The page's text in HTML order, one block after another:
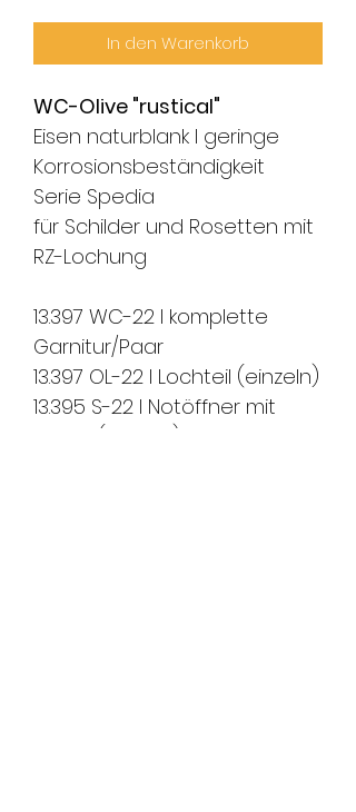
In den Warenkorb
WC-Olive "rustical"
Eisen naturblank I geringe
Korrosionsbeständigkeit
Serie Spedia
für Schilder und Rosetten mit
RZ-Lochung
13.397 WC-22 I komplette
Garnitur/Paar
13.397 OL-22 I Lochteil (einzeln)
13.395 S-22 I Notöffner mit
Schlitz (einzeln)